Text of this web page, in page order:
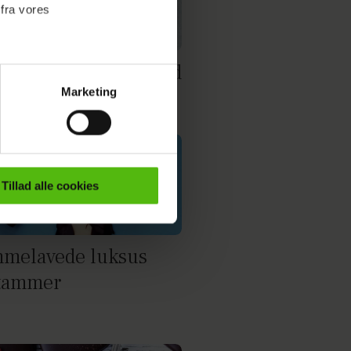
vores
indhold til dig.
Vi indsamler data
Marketing
Tillad alle cookies
limetrekanter med
luksus